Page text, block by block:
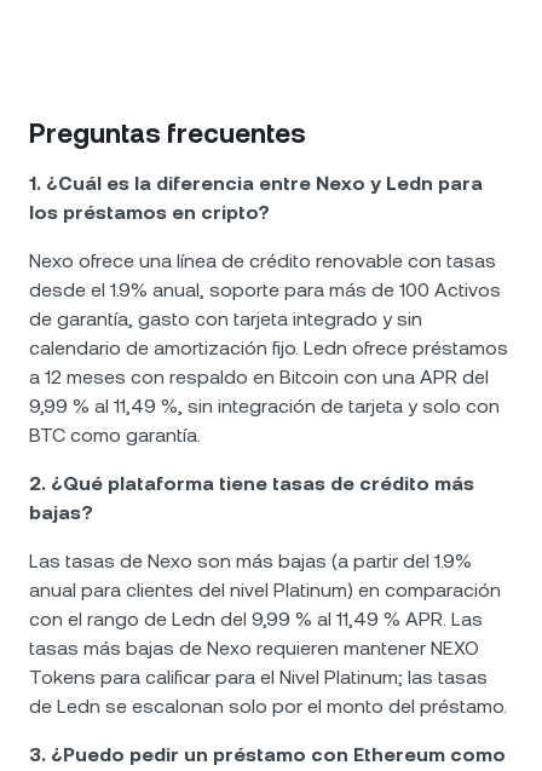
Preguntas frecuentes
1. ¿Cuál es la diferencia entre Nexo y Ledn para
los préstamos en cripto?
Nexo ofrece una línea de crédito renovable con tasas
desde el 1.9% anual, soporte para más de 100 Activos
de garantía, gasto con tarjeta integrado y sin
calendario de amortización fijo. Ledn ofrece préstamos
a 12 meses con respaldo en Bitcoin con una APR del
9,99 % al 11,49 %, sin integración de tarjeta y solo con
BTC como garantía.
2. ¿Qué plataforma tiene tasas de crédito más
bajas?
Las tasas de Nexo son más bajas (a partir del 1.9%
anual para clientes del nivel Platinum) en comparación
con el rango de Ledn del 9,99 % al 11,49 % APR. Las
tasas más bajas de Nexo requieren mantener NEXO
Tokens para calificar para el Nivel Platinum; las tasas
de Ledn se escalonan solo por el monto del préstamo.
3. ¿Puedo pedir un préstamo con Ethereum como